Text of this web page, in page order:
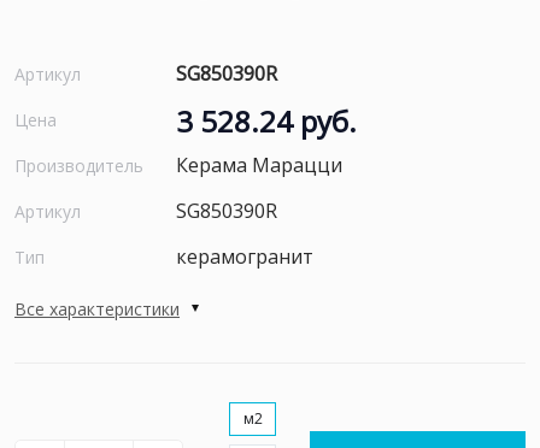
Артикул SG850390R
Цена 3 528.24 руб.
Производитель Керама Марацци
Артикул SG850390R
Тип керамогранит
Все характеристики
м2